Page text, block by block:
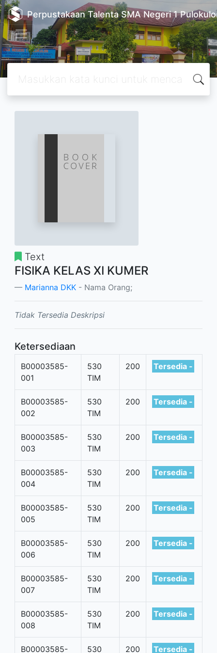
Perpustakaan Talenta SMA Negeri 1
Text
FISIKA KELAS XI KUMER
Marianna DKK - Nama Orang;
Tidak Tersedia Deskripsi
Ketersediaan
B00003585-
001
530
TIM
200 Tersedia -
B00003585-
002
530
TIM
200 Tersedia -
B00003585-
003
530
TIM
200 Tersedia -
B00003585-
004
530
TIM
200 Tersedia -
B00003585-
005
530
TIM
200 Tersedia -
B00003585-
006
530
TIM
200 Tersedia -
B00003585-
007
530
TIM
200 Tersedia -
B00003585-
008
530
TIM
200 Tersedia -
B00003585-
530
200 Tersedia -